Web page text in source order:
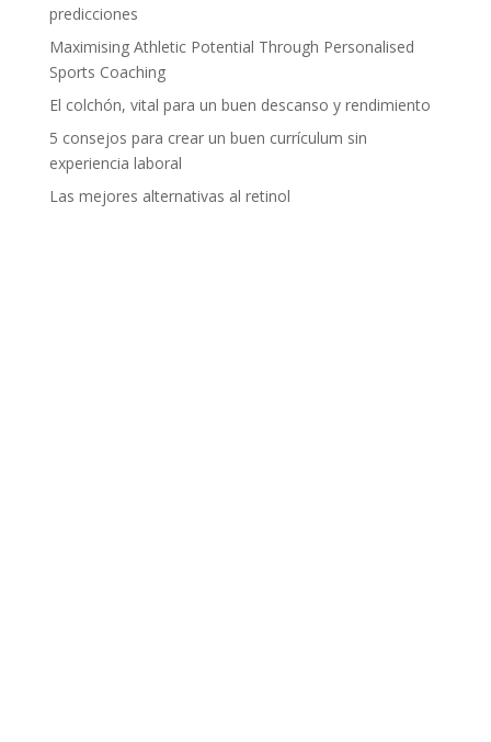
predicciones
Maximising Athletic Potential Through Personalised
Sports Coaching
El colchón, vital para un buen descanso y rendimiento
5 consejos para crear un buen currículum sin
experiencia laboral
Las mejores alternativas al retinol